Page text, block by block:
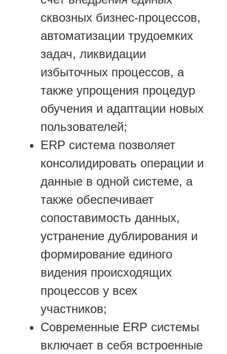
сквозных бизнес-процессов,
автоматизации трудоемких
задач, ликвидации
избыточных процессов, а
также упрощения процедур
обучения и адаптации новых
пользователей;
ERP система позволяет
консолидировать операции и
данные в одной системе, а
также обеспечивает
сопоставимость данных,
устранение дублирования и
формирование единого
видения происходящих
процессов у всех
участников;
Современные ERP системы
включает в себя встроенные